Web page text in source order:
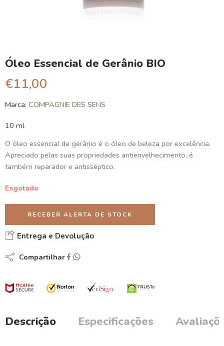
Óleo Essencial de Gerânio BIO
€11,00
Marca: COMPAGNIE DES SENS
10 ml
O óleo essencial de gerânio é o óleo de beleza por excelência.
Apreciado pelas suas propriedades antienvelhecimento, é
também reparador e antisséptico.
Esgotado
RECEBER ALERTA DE STOCK
Entrega e Devolução
Compartilhar
Descrição Especificações